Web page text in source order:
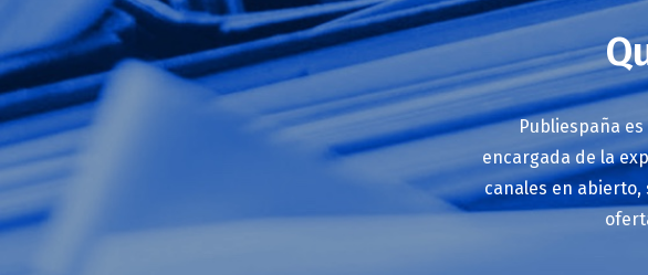
Publiespaña
encargada de la
canales en abierto,